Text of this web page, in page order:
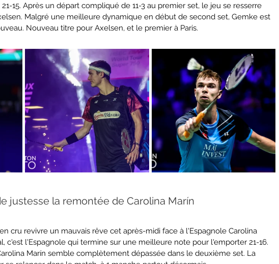
21-15. Après un départ compliqué de 11-3 au premier set, le jeu se resserre
Malgré une meilleure dynamique en début de second set, Gemke est
Nouveau titre pour Axelsen, et le premier à Paris.
justesse la remontée de Carolina Marín
cru revivre un mauvais rêve cet après-midi face à l'Espagnole Carolina
c'est l'Espagnole qui termine sur une meilleure note pour l'emporter 21-16.
Marín semble complètement dépassée dans le deuxième set. La